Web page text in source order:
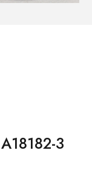
3